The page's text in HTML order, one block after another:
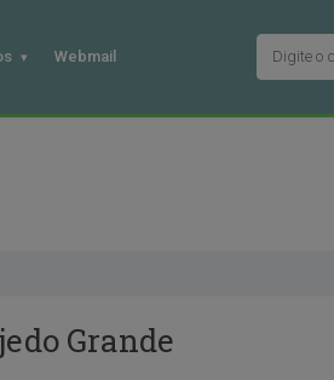
Webmail
Grande